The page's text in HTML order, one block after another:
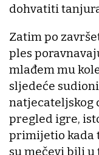
dohvatiti
Zatim po
ples
mlađem mu
sljedeće
natjecateljskog
pregled igre,
primijetio kada
su mečevi bili